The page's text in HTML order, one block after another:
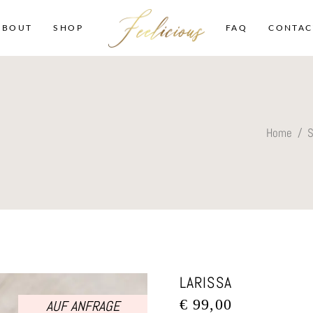
SHOP FAQ
Home /
AUF ANFRAGE
LARISSA
€ 99,00